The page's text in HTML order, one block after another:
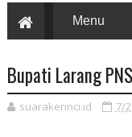
Bupati Larang
suarakerinci.id 7/